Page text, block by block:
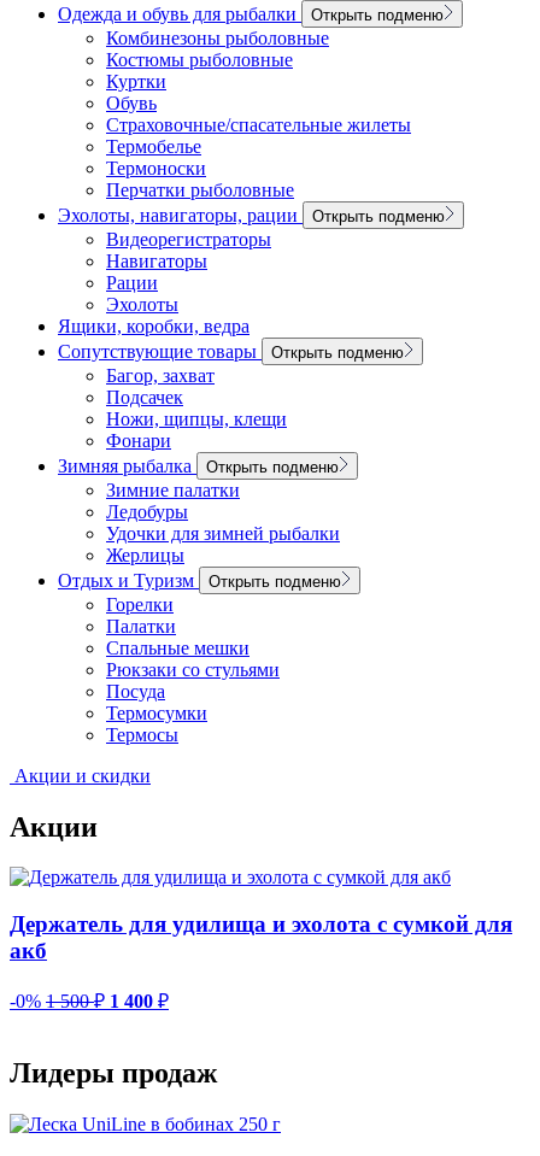
Одежда и обувь для рыбалки
Открыть подменю
Комбинезоны рыболовные
Костюмы рыболовные
Куртки
Обувь
Страховочные/спасательные жилеты
Термобелье
Термоноски
Перчатки рыболовные
Эхолоты, навигаторы, рации
Открыть подменю
Видеорегистраторы
Навигаторы
Рации
Эхолоты
Ящики, коробки, ведра
Сопутствующие товары
Открыть подменю
Багор, захват
Подсачек
Ножи, щипцы, клещи
Фонари
Зимняя рыбалка
Открыть подменю
Зимние палатки
Ледобуры
Удочки для зимней рыбалки
Жерлицы
Отдых и Туризм
Открыть подменю
Горелки
Палатки
Спальные мешки
Рюкзаки со стульями
Посуда
Термосумки
Термосы
Акции и скидки
Акции
Держатель для удилища и эхолота с сумкой для
акб
-0% 1 500₽ 1 400 ₽
Лидеры продаж